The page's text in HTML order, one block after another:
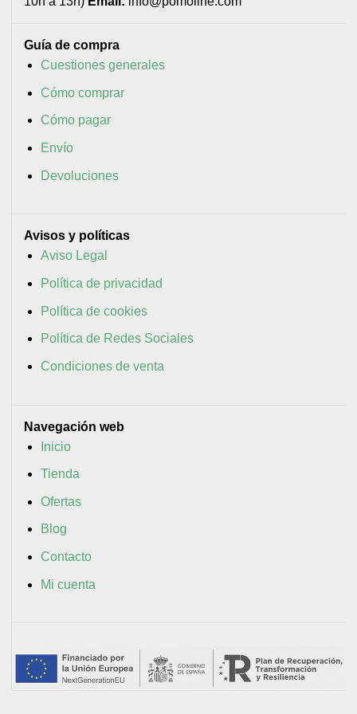
Guía de compra
Cuestiones generales
Cómo comprar
Cómo pagar
Envío
Devoluciones
Avisos y políticas
Aviso Legal
Política de privacidad
Política de cookies
Política de Redes Sociales
Condiciones de venta
Navegación web
Inicio
Tienda
Ofertas
Blog
Contacto
Mi cuenta